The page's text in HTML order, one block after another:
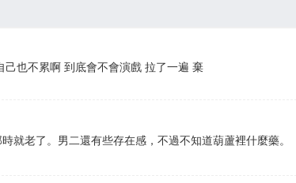
也不累啊 到底會不會演戲 拉了一遍 棄
就老了。男二還有些存在感，不過不知道葫蘆裡什麼藥。